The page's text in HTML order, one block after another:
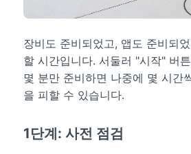
장비도 준비되었고, 앱도 준비되
할 시간입니다. 서둘러 "시작" 버
몇 분만 준비하면 나중에 몇 시간
을 피할 수 있습니다.
1단계: 사전 점검